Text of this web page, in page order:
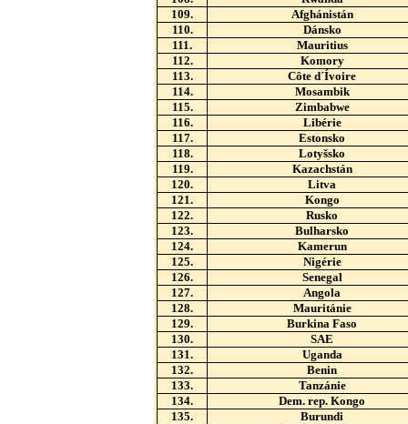
109.
Afghánistán
110.
Dánsko
111.
Mauritius
112.
Komory
113.
Côte d´Ívoire
114.
Mosambik
115.
Zimbabwe
116.
Libérie
117.
Estonsko
118.
Lotyšsko
119.
Kazachstán
120.
Litva
121.
Kongo
122.
Rusko
123.
Bulharsko
124.
Kamerun
125.
Nigérie
126.
Senegal
127.
Angola
128.
Mauritánie
129.
Burkina Faso
130.
SAE
131.
Uganda
132.
Benin
133.
Tanzánie
134.
Dem. rep. Kongo
135.
Burundi